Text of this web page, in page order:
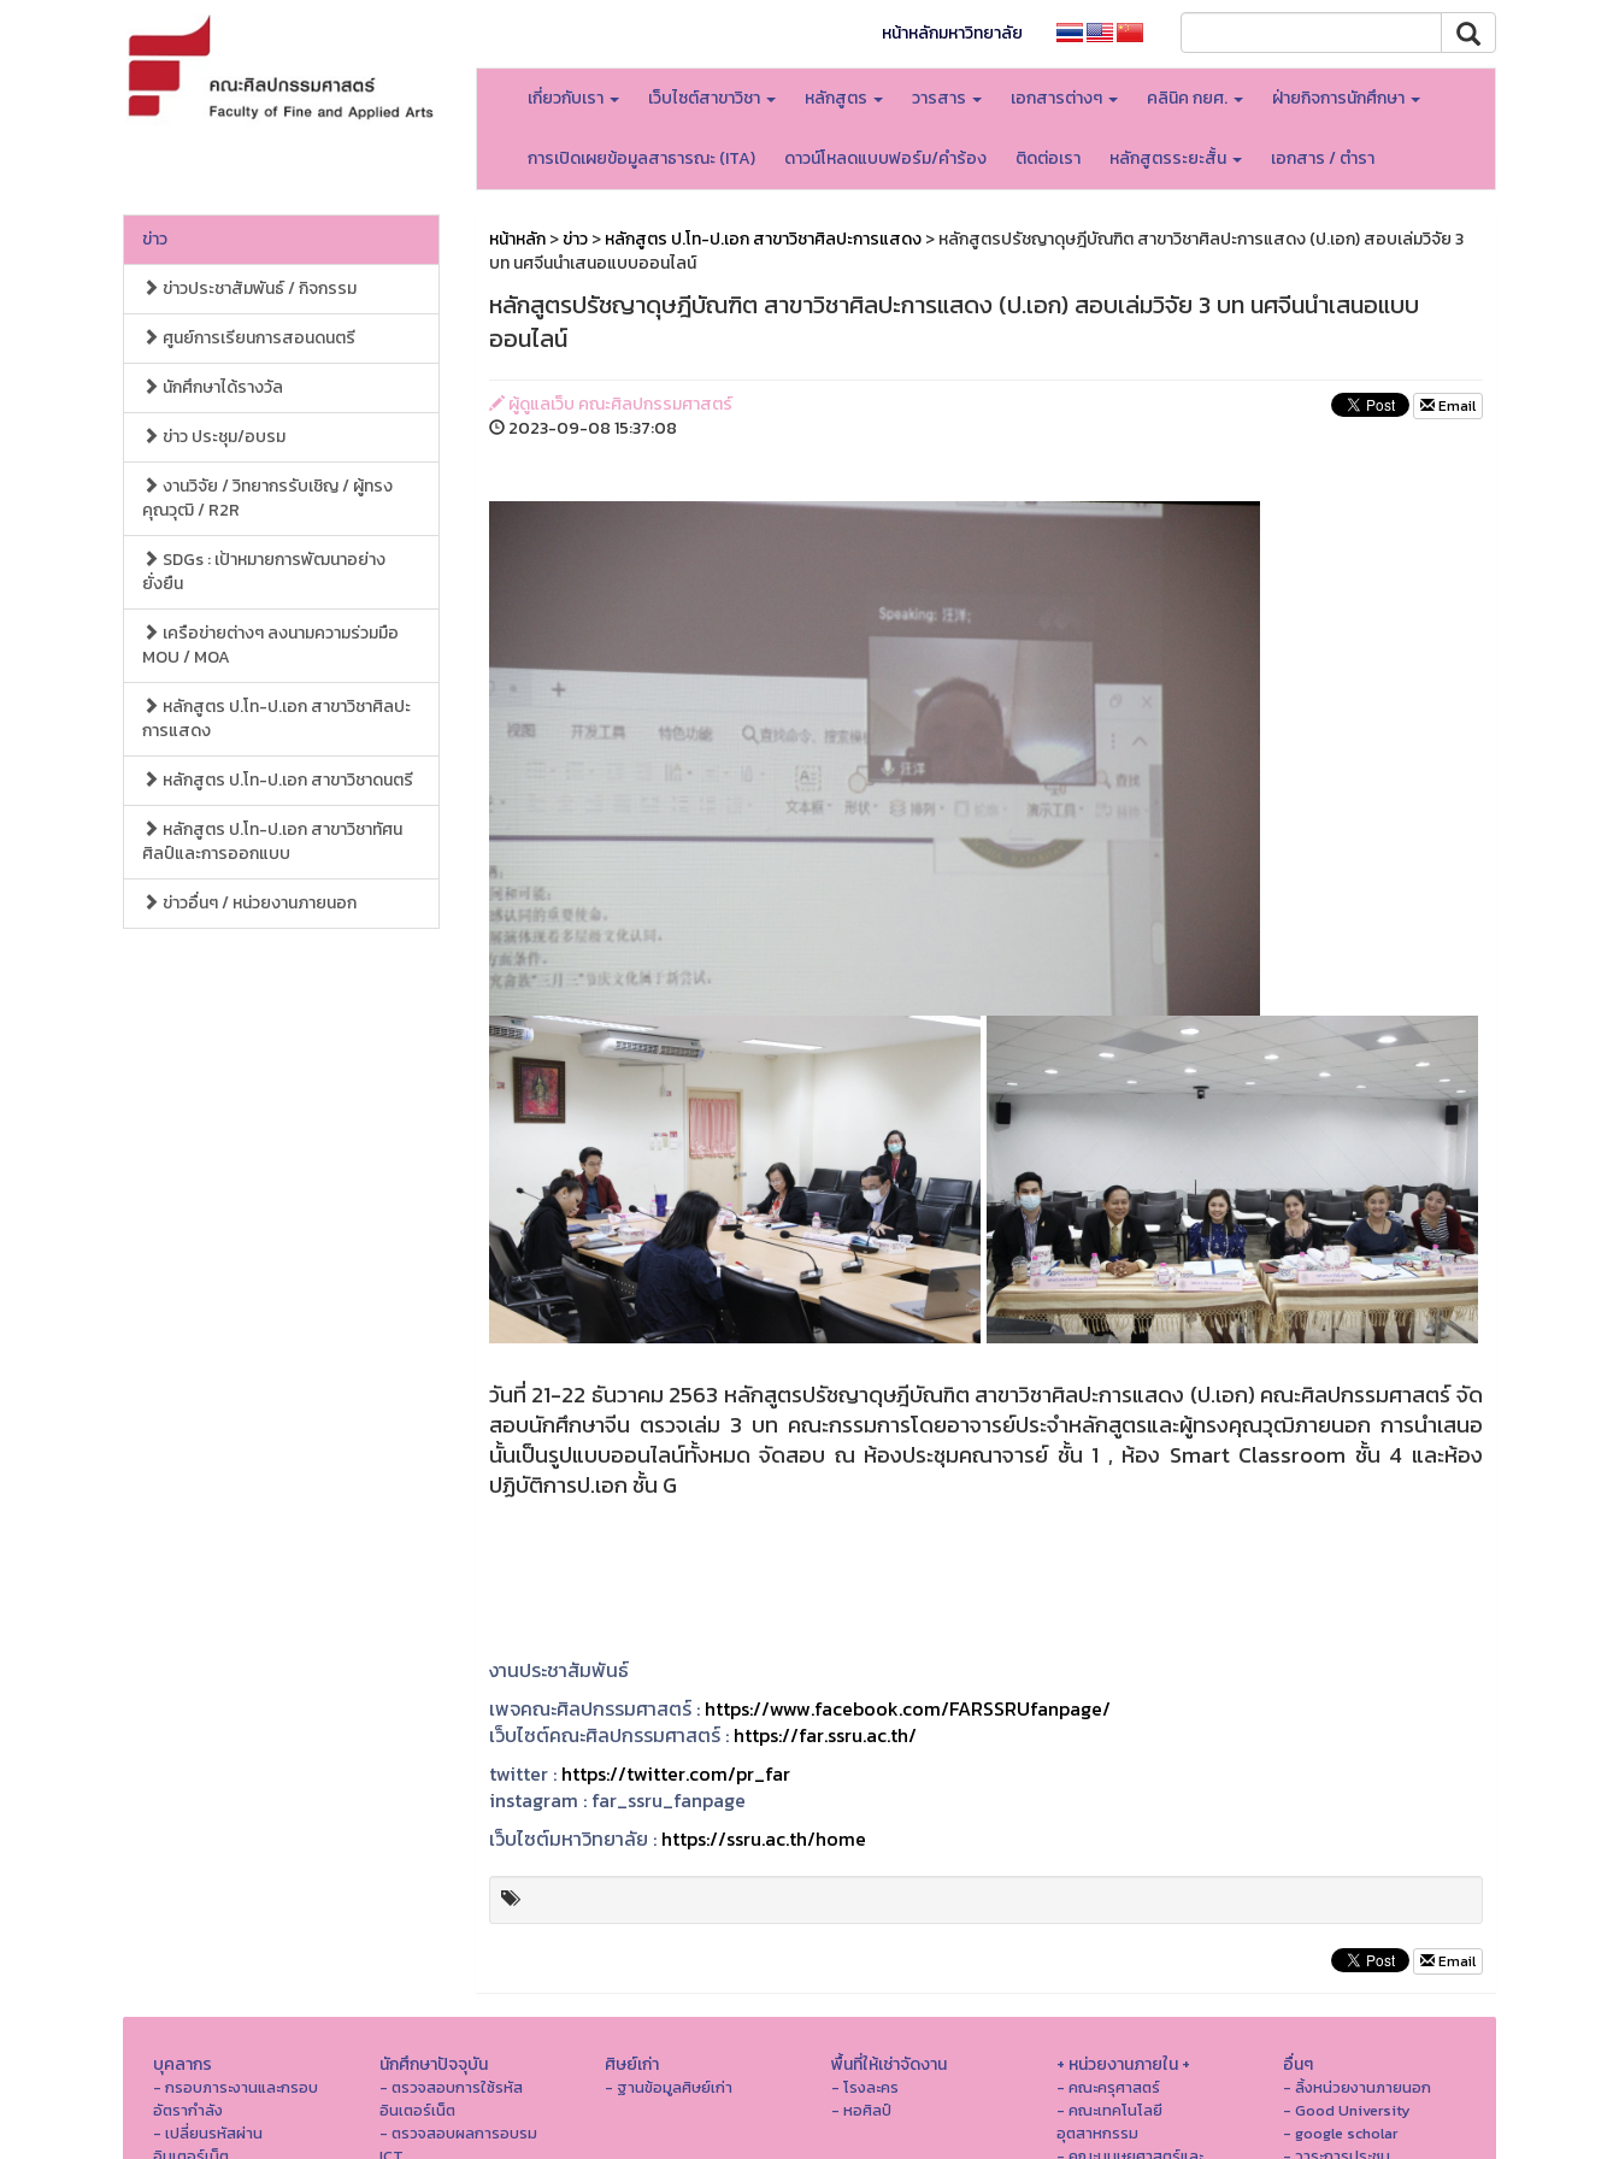
หน้าหลักมหาวิทยาลัย
เกี่ยวกับเรา เว็บไซต์สาขาวิชา หลักสูตร วารสาร เอกสารต่างๆ คลินิค กยศ. ฝ่ายกิจการนักศึกษา
การเปิดเผยข้อมูลสาธารณะ (ITA) ดาวน์โหลดแบบฟอร์ม/คำร้อง ติดต่อเรา หลักสูตรระยะสั้น เอกสาร / ตำรา
ข่าว
ข่าวประชาสัมพันธ์ / กิจกรรม
ศูนย์การเรียนการสอนดนตรี
นักศึกษาได้รางวัล
ข่าว ประชุม/อบรม
งานวิจัย / วิทยากรรับเชิญ / ผู้ทรง
คุณวุฒิ / R2R
SDGs : เป้าหมายการพัฒนาอย่าง
ยั่งยืน
เครือข่ายต่างๆ ลงนามความร่วมมือ
MOU / MOA
หลักสูตร ป.โท-ป.เอก สาขาวิชาศิลปะ
การแสดง
หลักสูตร ป.โท-ป.เอก สาขาวิชาดนตรี
หลักสูตร ป.โท-ป.เอก สาขาวิชาทัศน
ศิลป์และการออกแบบ
ข่าวอื่นๆ / หน่วยงานภายนอก
หน้าหลัก>ข่าว>หลักสูตร ป.โท-ป.เอก สาขาวิชาศิลปะการแสดง> หลักสูตรปรัชญาดุษฎีบัณฑิต สาขาวิชาศิลปะการแสดง (ป.เอก) สอบเล่มวิจัย 3
บท นศจีนนำเสนอแบบออนไลน์
หลักสูตรปรัชญาดุษฎีบัณฑิต สาขาวิชาศิลปะการแสดง (ป.เอก) สอบเล่มวิจัย 3 บท นศจีนนำเสนอแบบ
ออนไลน์
ผู้ดูแลเว็บ คณะศิลปกรรมศาสตร์
2023-09-08 15:37:08
Email
วันที่ 21-22 ธันวาคม 2563 หลักสูตรปรัชญาดุษฎีบัณฑิต สาขาวิชาศิลปะการแสดง (ป.เอก) คณะศิลปกรรมศาสตร์ จัด
สอบนักศึกษาจีน ตรวจเล่ม 3 บท คณะกรรมการโดยอาจารย์ประจำหลักสูตรและผู้ทรงคุณวุฒิภายนอก การนำเสนอ
นั้นเป็นรูปแบบออนไลน์ทั้งหมด จัดสอบ ณ ห้องประชุมคณาจารย์ ชั้น 1 , ห้อง Smart Classroom ชั้น 4 และห้อง
ปฏิบัติการป.เอก ชั้น G
งานประชาสัมพันธ์
เพจคณะศิลปกรรมศาสตร์ : https://www.facebook.com/FARSSRUfanpage/
เว็บไซต์คณะศิลปกรรมศาสตร์ : https://far.ssru.ac.th/
twitter : https://twitter.com/pr_far
instagram : far_ssru_fanpage
เว็บไซต์มหาวิทยาลัย : https://ssru.ac.th/home
Email
บุคลากร
- กรอบภาระงานและกรอบ
อัตรากำลัง
- เปลี่ยนรหัสผ่าน
นักศึกษาปัจจุบัน
- ตรวจสอบการใช้รหัส
อินเตอร์เน็ต
- ตรวจสอบผลการอบรม
ศิษย์เก่า
- ฐานข้อมูลศิษย์เก่า
พื้นที่ให้เช่าจัดงาน
- โรงละคร
- หอศิลป์
+ หน่วยงานภายใน +
- คณะครุศาสตร์
- คณะเทคโนโลยี
อุตสาหกรรม
อื่นๆ
- ลิ้งหน่วยงานภายนอก
- Good University
- google scholar